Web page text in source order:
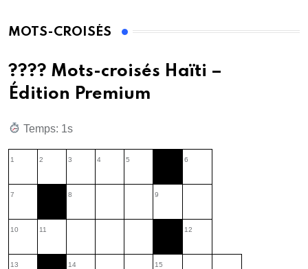
MOTS-CROISÉS
???? Mots-croisés Haïti –
Édition Premium
Temps: 2s
1 2 3 4 5 6
7 8 9
10 11 12
13 14 15